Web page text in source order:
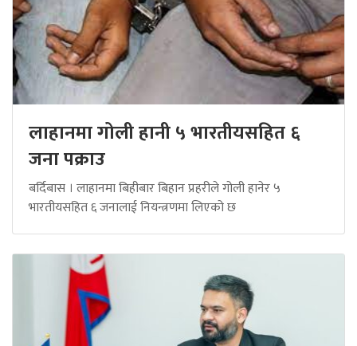
लाहानमा गोली हानी ५ भारतीयसहित ६
जना पक्राउ
बर्दिबास । लाहानमा बिहीबार बिहान प्रहरीले गोली हानेर ५
भारतीयसहित ६ जनालाई नियन्त्रणमा लिएको छ